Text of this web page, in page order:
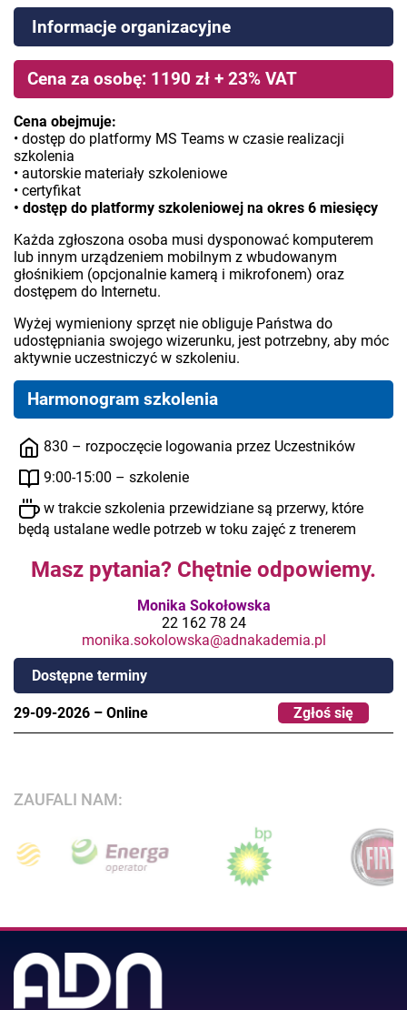
Informacje organizacyjne
Cena za osobę: 1190 zł + 23% VAT
Cena obejmuje:
• dostęp do platformy MS Teams w czasie realizacji
szkolenia
• autorskie materiały szkoleniowe
• certyfikat
• dostęp do platformy szkoleniowej na okres 6 miesięcy
Każda zgłoszona osoba musi dysponować komputerem
lub innym urządzeniem mobilnym z wbudowanym
głośnikiem (opcjonalnie kamerą i mikrofonem) oraz
dostępem do Internetu.
Wyżej wymieniony sprzęt nie obliguje Państwa do
udostępniania swojego wizerunku, jest potrzebny, aby móc
aktywnie uczestniczyć w szkoleniu.
Harmonogram szkolenia
830 – rozpoczęcie logowania przez Uczestników
9:00-15:00 – szkolenie
w trakcie szkolenia przewidziane są przerwy, które
będą ustalane wedle potrzeb w toku zajęć z trenerem
Masz pytania? Chętnie odpowiemy.
Monika Sokołowska
22 162 78 24
monika.sokolowska@adnakademia.pl
Dostępne terminy
29-09-2026 – Online Zgłoś się
ZAUFALI NAM: